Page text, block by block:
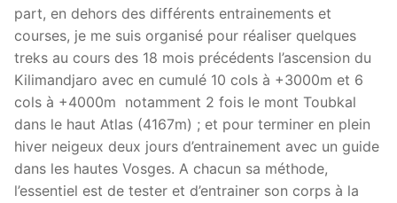
part, en dehors des différents entrainements et
courses, je me suis organisé pour réaliser quelques
treks au cours des 18 mois précédents l’ascension du
Kilimandjaro avec en cumulé 10 cols à +3000m et 6
cols à +4000m notamment 2 fois le mont Toubkal
dans le haut Atlas (4167m) ; et pour terminer en plein
hiver neigeux deux jours d’entrainement avec un guide
dans les hautes Vosges. A chacun sa méthode,
l’essentiel est de tester et d’entrainer son corps à la